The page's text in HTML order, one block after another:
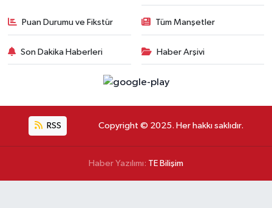
Puan Durumu ve Fikstür Tüm Manşetler
Son Dakika Haberleri Haber Arşivi
RSS Copyright © 2025. Her hakkı saklıdır.
Haber Yazılımı: TE Bilişim